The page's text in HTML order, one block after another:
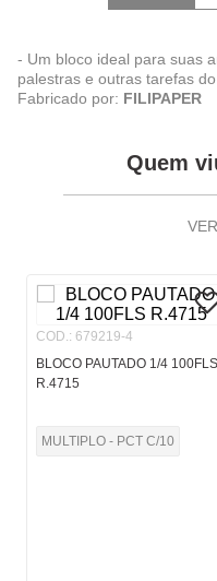
- Um bloco ideal para suas
palestras e outras tarefas
Fabricado por: FILIPAPER
Quem
COD.: 679219-4
BLOCO PAUTADO 1/4 100FLS
R.4715
MULTIPLO - PCT C/10